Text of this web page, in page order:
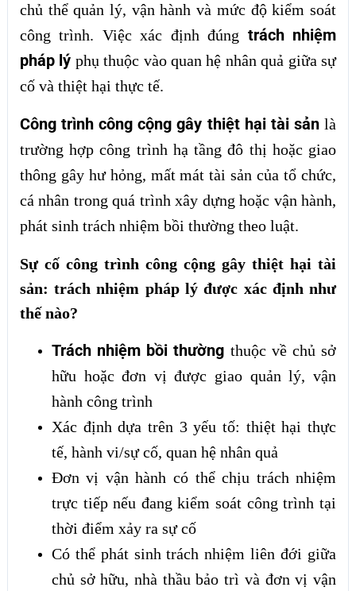
chủ thể quản lý, vận hành và mức độ kiểm soát
công trình. Việc xác định đúng trách nhiệm
pháp lý phụ thuộc vào quan hệ nhân quả giữa sự
cố và thiệt hại thực tế.
Công trình công cộng gây thiệt hại tài sảnlà
trường hợp công trình hạ tầng đô thị hoặc giao
thông gây hư hỏng, mất mát tài sản của tổ chức,
cá nhân trong quá trình xây dựng hoặc vận hành,
phát sinh trách nhiệm bồi thường theo luật.
Sự cố công trình công cộng gây thiệt hại tài
sản: trách nhiệm pháp lý được xác định như
thế nào?
Trách nhiệm bồi thường thuộc về chủ sở
hữu hoặc đơn vị được giao quản lý, vận
hành công trình
Xác định dựa trên 3 yếu tố: thiệt hại thực
tế, hành vi/sự cố, quan hệ nhân quả
Đơn vị vận hành có thể chịu trách nhiệm
trực tiếp nếu đang kiểm soát công trình tại
thời điểm xảy ra sự cố
Có thể phát sinh trách nhiệm liên đới giữa
chủ sở hữu, nhà thầu bảo trì và đơn vị vận